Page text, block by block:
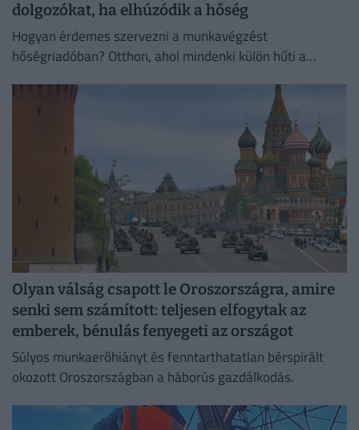
dolgozókat, ha elhúzódik a hőség
Hogyan érdemes szervezni a munkavégzést
hőségriadóban? Otthon, ahol mindenki külön hűti a
irodaházban, ahol a hűtés központilag működik.
Olyan válság csapott le Oroszországra, amire
senki sem számított: teljesen elfogytak az
emberek, bénulás fenyegeti az országot
Súlyos munkaerőhiányt és fenntarthatatlan bérspirált
okozott Oroszországban a háborús gazdálkodás.